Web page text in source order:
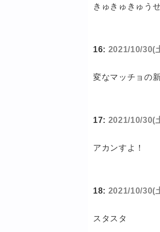
きゅきゅきゅう
16: 2021/10/30(
変なマッチョの
17: 2021/10/30(
アカンすよ！
18: 2021/10/30(
スタスタ